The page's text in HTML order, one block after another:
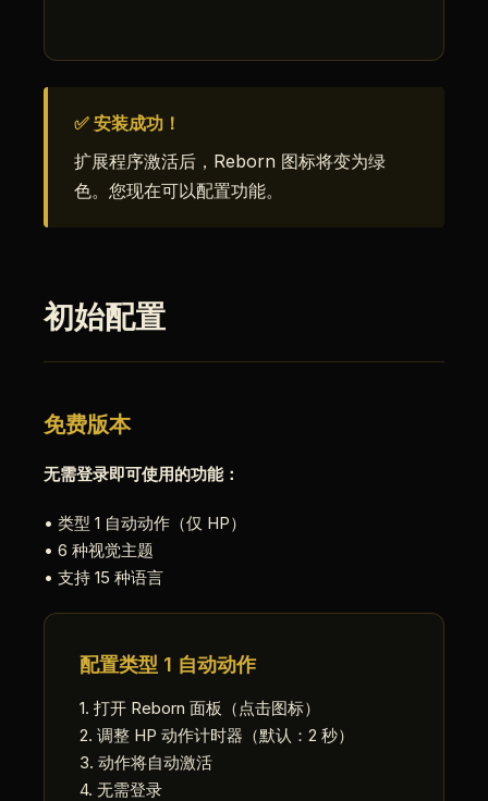
✅ 安装成功！
扩展程序激活后，Reborn 图标将变为绿
色。您现在可以配置功能。
初始配置
免费版本
无需登录即可使用的功能：
• 类型 1 自动动作（仅 HP）
• 6 种视觉主题
• 支持 15 种语言
配置类型 1 自动动作
1. 打开 Reborn 面板（点击图标）
2. 调整 HP 动作计时器（默认：2 秒）
3. 动作将自动激活
4. 无需登录